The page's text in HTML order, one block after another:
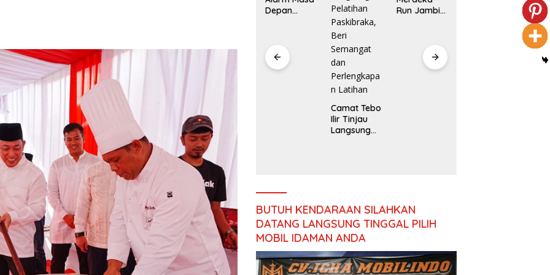
Pariwisata
Kota Jambi
Betung–
Pintas
SPPG
Purwodadi
Rimbo
Bujang
Salurkan
MBG Sesuai
SOP,
Sugeng:
Seluruh
Makanan
Segar dan
Berbahan
Baku Baru
SMSI Terima
Jawaban
Kejati
Miliar PUPR
Tebo
Depan
Camat Tebo
Ilir Tinjau
Langsung
an Latihan
Run Jambi
Pariwisata
Kota Jambi
BUTUH KENDARAAN SILAHKAN
DATANG LANGSUNG TINGGAL PILIH
MOBIL IDAMAN ANDA